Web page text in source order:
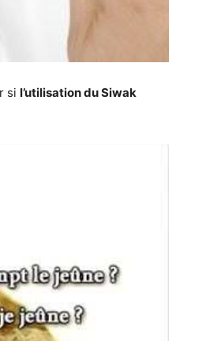
si l’utilisation du Siwak